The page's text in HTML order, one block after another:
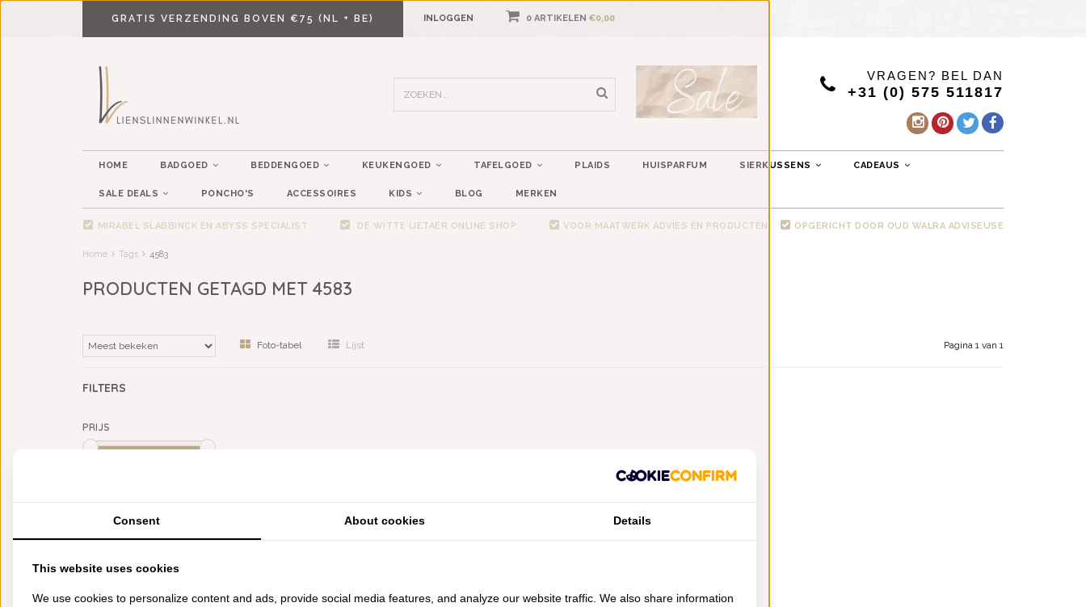
GRATIS VERZENDING BOVEN €75 (NL + BE) INLOGGEN 0 ARTIKELEN €0,00
VRAGEN? BEL DAN
+31 (0) 575 511817
HOME BADGOED BEDDENGOED KEUKENGOED TAFELGOED PLAIDS HUISPARFUM SIERKUSSENS CADEAUS
SALE DEALS PONCHO'S ACCESSOIRES KIDS BLOG MERKEN
MIRABEL SLABBINCK EN ABYSS SPECIALIST DE WITTE LIETAER ONLINE SHOP VOOR MAATWERK ADVIES EN PRODUCTEN OPGERICHT DOOR OUD WALRA ADVISEUSE
Home Tags 4583
PRODUCTEN GETAGD MET 4583
Foto-tabel Lijst Pagina 1 van 1
FILTERS
PRIJS
BADGOED
KEUKENGOED
Consent About cookies Details
This website uses cookies
We use cookies to personalize content and ads, provide social media features, and analyze our website traffic. We also share information